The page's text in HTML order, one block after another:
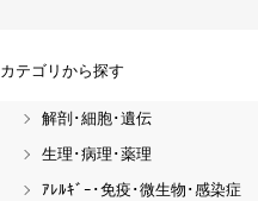
カテゴリから探す
解剖･細胞･遺伝
生理･病理･薬理
ｱﾚﾙｷﾞｰ･免疫･微生物･感染症